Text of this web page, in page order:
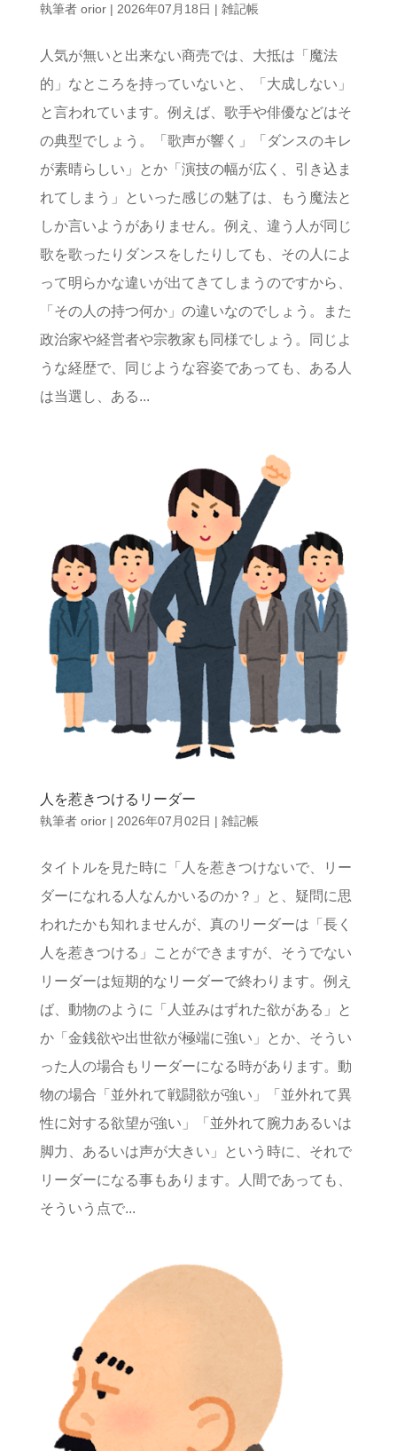
執筆者 orior| 2026年07月18日 | 雑記帳
人気が無いと出来ない商売では、大抵は「魔法
的」なところを持っていないと、「大成しない」
と言われています。例えば、歌手や俳優などはそ
の典型でしょう。「歌声が響く」「ダンスのキレ
が素晴らしい」とか「演技の幅が広く、引き込ま
れてしまう」といった感じの魅了は、もう魔法と
しか言いようがありません。例え、違う人が同じ
歌を歌ったりダンスをしたりしても、その人によ
って明らかな違いが出てきてしまうのですから、
「その人の持つ何か」の違いなのでしょう。また
政治家や経営者や宗教家も同様でしょう。同じよ
うな経歴で、同じような容姿であっても、ある人
は当選し、ある...
人を惹きつけるリーダー
執筆者 orior| 2026年07月02日 | 雑記帳
タイトルを見た時に「人を惹きつけないで、リー
ダーになれる人なんかいるのか？」と、疑問に思
われたかも知れませんが、真のリーダーは「長く
人を惹きつける」ことができますが、そうでない
リーダーは短期的なリーダーで終わります。例え
ば、動物のように「人並みはずれた欲がある」と
か「金銭欲や出世欲が極端に強い」とか、そうい
った人の場合もリーダーになる時があります。動
物の場合「並外れて戦闘欲が強い」「並外れて異
性に対する欲望が強い」「並外れて腕力あるいは
脚力、あるいは声が大きい」という時に、それで
リーダーになる事もあります。人間であっても、
そういう点で...